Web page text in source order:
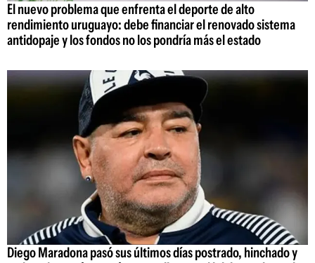
El nuevo problema que enfrenta el deporte de alto
rendimiento uruguayo: debe financiar el renovado sistema
antidopaje y los fondos no los pondría más el estado
Diego Maradona pasó sus últimos días postrado, hinchado y